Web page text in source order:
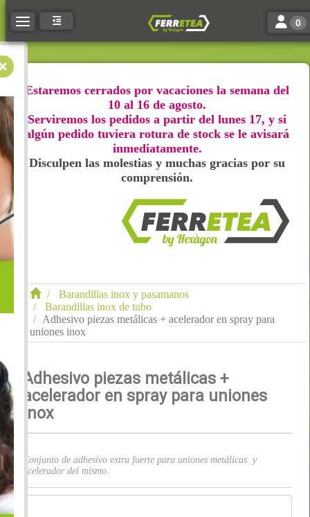
Toggle navigation Toggle
0
Estaremos cerrados por vacaciones la semana del
10 al 16 de agosto.
Serviremos los pedidos a partir del lunes 17, y si
algún pedido tuviera rotura de stock se le avisará
inmediatamente.
Disculpen las molestias y muchas gracias por su
comprensión.
Barandillas inox y pasamanos
Barandillas inox de tubo
Adhesivo piezas metálicas + acelerador en spray para
uniones inox
Adhesivo piezas metálicas +
acelerador en spray para uniones
inox
Conjunto de adhesivo extra fuerte para uniones metálicas y
acelerador del mismo.